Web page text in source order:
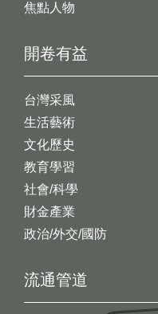
開卷有益
台灣采風
生活藝術
文化歷史
教育學習
社會/科學
財金產業
政治/外交/國防
焦點人物
流通管道